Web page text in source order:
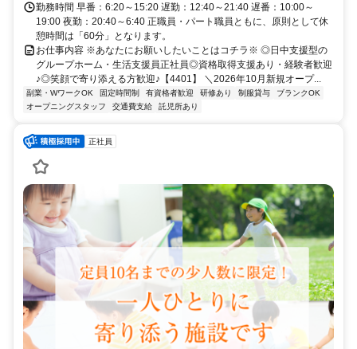
勤務時間 早番：6:20～15:20 遅勤：12:40～21:40 遅番：10:00～
19:00 夜勤：20:40～6:40 正職員・パート職員ともに、原則として休
憩時間は「60分」となります。
お仕事内容 ※あなたにお願いしたいことはコチラ※ ◎日中支援型の
グループホーム・生活支援員正社員◎資格取得支援あり・経験者歓迎
♪◎笑顔で寄り添える方歓迎♪【4401】 ＼2026年10月新規オープ...
副業・WワークOK 固定時間制 有資格者歓迎 研修あり 制服貸与
ブランクOK
オープニングスタッフ
交通費支給 託児所あり
正社員